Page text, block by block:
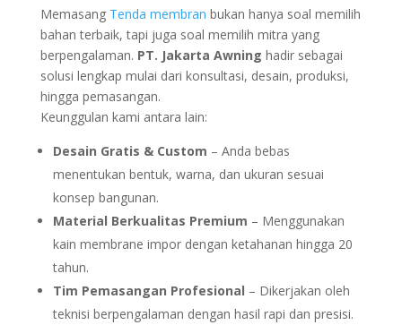
Memasang Tenda membran bukan hanya soal memilih
bahan terbaik, tapi juga soal memilih mitra yang
berpengalaman. PT. Jakarta Awning hadir sebagai
solusi lengkap mulai dari konsultasi, desain, produksi,
hingga pemasangan.
Keunggulan kami antara lain:
Desain Gratis & Custom – Anda bebas
menentukan bentuk, warna, dan ukuran sesuai
konsep bangunan.
Material Berkualitas Premium – Menggunakan
kain membrane impor dengan ketahanan hingga 20
tahun.
Tim Pemasangan Profesional – Dikerjakan oleh
teknisi berpengalaman dengan hasil rapi dan presisi.